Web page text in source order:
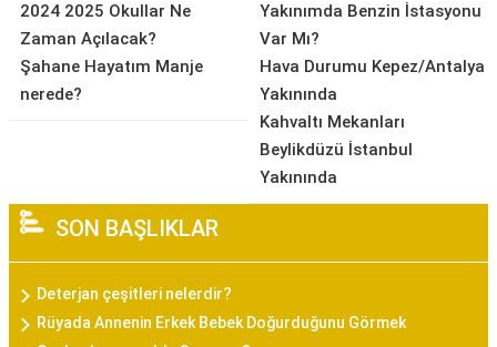
2024 2025 Okullar Ne
Zaman Açılacak?
Şahane Hayatım Manje
nerede?
Yakınımda Benzin İstasyonu
Var Mı?
Hava Durumu Kepez/Antalya
Yakınında
Kahvaltı Mekanları
Beylikdüzü İstanbul
Yakınında
SON BAŞLIKLAR
Deterjan çeşitleri nelerdir?
Rüyada Annenin Erkek Bebek Doğurduğunu Görmek